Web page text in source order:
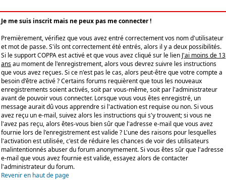
Je me suis inscrit mais ne peux pas me connecter !
Premièrement, vérifiez que vous avez entré correctement vos nom d'utilisateur
et mot de passe. S'ils ont correctement été entrés, alors il y a deux possibilités.
Si le support COPPA est activé et que vous avez cliqué sur le lien J'ai moins de 13
ansau moment de l'enregistrement, alors vous devrez suivre les instructions
que vous avez reçues. Si ce n'est pas le cas, alors peut-être que votre compte a
besoin d'être activé ? Certains forums requièrent que tous les nouveaux
enregistrements soient activés, soit par vous-même, soit par l'administrateur
avant de pouvoir vous connecter. Lorsque vous vous êtes enregistré, un
message aurait dû vous apprendre si l'activation est requise ou non. Si vous
avez reçu un e-mail, suivez alors les instructions qui s'y trouvent; si vous ne
l'avez pas reçu, alors êtes-vous bien sûr que l'adresse e-mail que vous avez
fournie lors de l'enregistrement est valide ? L'une des raisons pour lesquelles
l'activation est utilisée, c'est de réduire les chances de voir des utilisateurs
malintentionnés abuser du forum anonymement. Si vous êtes sûr que l'adresse
e-mail que vous avez fournie est valide, essayez alors de contacter
l'administrateur du forum.
Revenir en haut de page